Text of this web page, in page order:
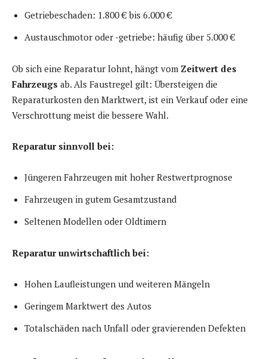
Getriebeschaden: 1.800 € bis 6.000 €
Austauschmotor oder -getriebe: häufig über 5.000 €
Ob sich eine Reparatur lohnt, hängt vom Zeitwert des
Fahrzeugs ab. Als Faustregel gilt: Übersteigen die
Reparaturkosten den Marktwert, ist ein Verkauf oder eine
Verschrottung meist die bessere Wahl.
Reparatur sinnvoll bei:
Jüngeren Fahrzeugen mit hoher Restwertprognose
Fahrzeugen in gutem Gesamtzustand
Seltenen Modellen oder Oldtimern
Reparatur unwirtschaftlich bei:
Hohen Laufleistungen und weiteren Mängeln
Geringem Marktwert des Autos
Totalschäden nach Unfall oder gravierenden Defekten